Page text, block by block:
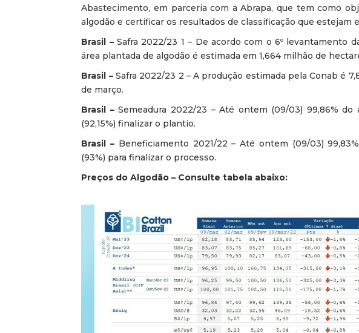
Abastecimento, em parceria com a Abrapa, que tem como
algodão e certificar os resultados de classificação que estejam
Brasil –Safra 2022/23 1 – De acordo com o 6º levantamento
área plantada de algodão é estimada em 1,664 milhão de
Brasil –Safra 2022/23 2 – A produção estimada pela Conab é
de março.
Brasil –Semeadura 2022/23 – Até ontem (09/03) 99,86% do
(92,15%) finalizar o plantio.
Brasil – Beneficiamento 2021/22 – Até ontem (09/03)
(93%) para finalizar o processo.
Preços do Algodão – Consulte tabela abaixo: